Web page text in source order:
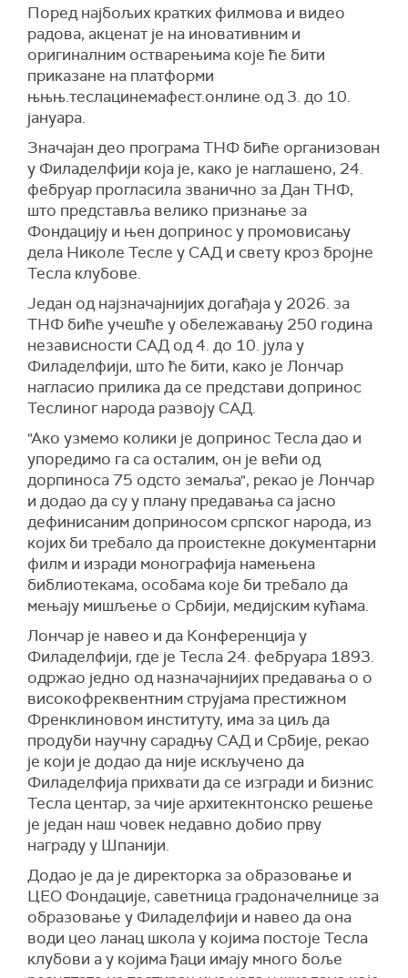
Поред најбољих кратких филмова и видео
радова, акценат је на иновативним и
оригиналним остварењима које ће бити
приказане на платформи
њњњ.теслацинемафест.онлине од 3. до 10.
јануара.
Значајан део програма ТНФ биће организован
у Филаделфији која је, како је наглашено, 24.
фебруар прогласила званично за Дан ТНФ,
што представља велико признање за
Фондацију и њен допринос у промовисању
дела Николе Тесле у САД и свету кроз бројне
Тесла клубове.
Један од најзначајнијих догађаја у 2026. за
ТНФ биће учешће у обележавању 250 година
независности САД од 4. до 10. јула у
Филаделфији, што ће бити, како је Лончар
нагласио прилика да се представи допринос
Теслиног народа развоју САД.
"Ако узмемо колики је допринос Тесла дао и
упоредимо га са осталим, он је већи од
дорпиноса 75 одсто земаља", рекао је Лончар
и додао да су у плану предавања са јасно
дефинисаним доприносом српског народа, из
којих би требало да проистекне документарни
филм и изради монографија намењена
библиотекама, особама које би требало да
мењају мишљење о Србији, медијским кућама.
Лончар је навео и да Конференција у
Филаделфији, где је Тесла 24. фебруара 1893.
одржао једно од назначајнијих предавања о о
високофреквентним струјама престижном
Френклиновом институту, има за циљ да
продуби научну сарадњу САД и Србије, рекао
је који је додао да није искључено да
Филаделфија прихвати да се изгради и бизнис
Тесла центар, за чије архитекнтонско решење
је један наш човек недавно добио прву
награду у Шпанији.
Додао је да је директорка за образовање и
ЦЕО Фондације, саветница градоначелнице за
образовање у Филаделфији и навео да она
води цео ланац школа у којима постоје Тесла
клубови а у којима ђаци имају много боље